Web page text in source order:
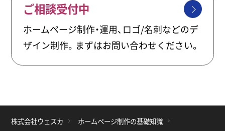
ご相談受付中
ホームページ制作・運用、ロゴ/名刺などのデ
ザイン制作。まずはお問い合わせください。
株式会社ウェスカ
ホームページ制作の基礎知識